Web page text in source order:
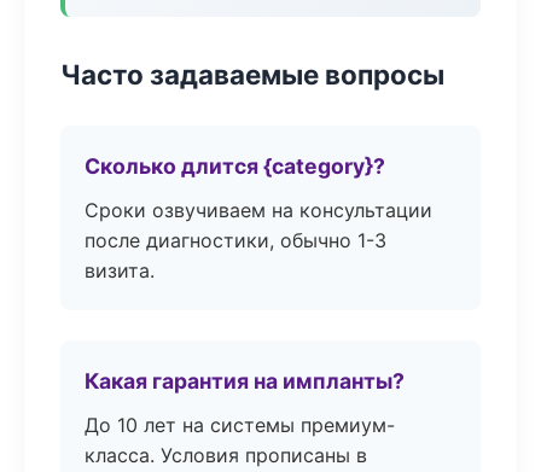
Часто задаваемые вопросы
Сколько длится {category}?
Сроки озвучиваем на консультации
после диагностики, обычно 1-3
визита.
Какая гарантия на импланты?
До 10 лет на системы премиум-
класса. Условия прописаны в